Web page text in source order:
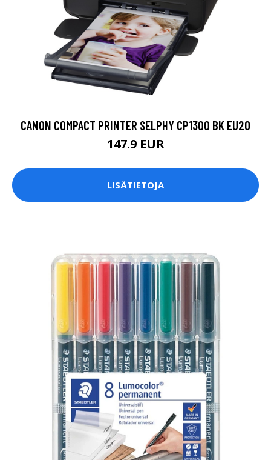
CANON COMPACT PRINTER SELPHY CP1300 BK EU20
147.9 EUR
LISÄTIETOJA